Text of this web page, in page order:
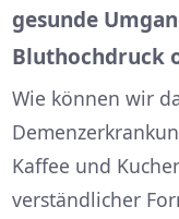
gesunde
Bluthochdruck
Wie können wir
Kaffee und
verständlicher